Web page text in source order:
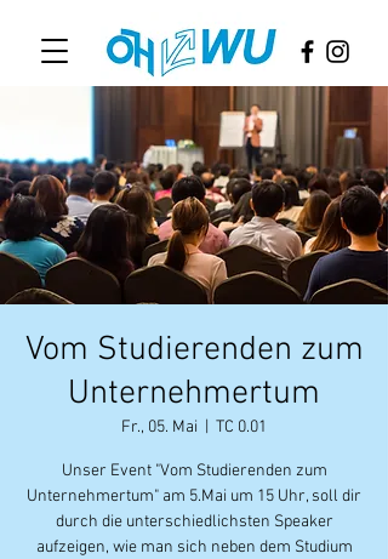
Vom Studierenden zum
Unternehmertum
Fr., 05. Mai TC 0.01
Unser Event "Vom Studierenden zum
Unternehmertum" am 5.Mai um 15 Uhr, soll dir
durch die unterschiedlichsten Speaker
aufzeigen, wie man sich neben dem Studium